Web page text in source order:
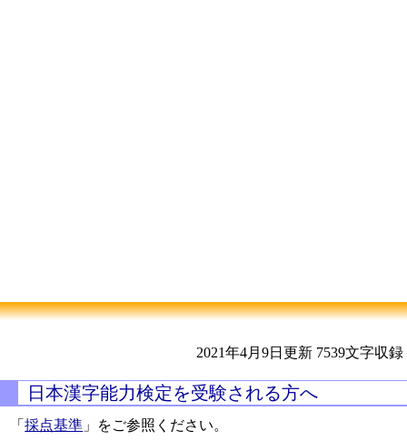
2021年4月9日更新 7539文字収録
日本漢字能力検定を受験される方へ
「採点基準 」をご参照ください。